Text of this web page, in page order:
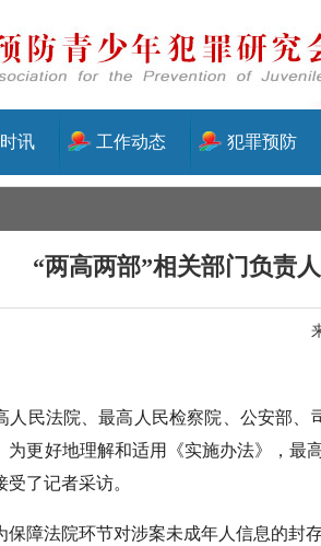
讯 工作动态 犯罪预防
“两高两部”相关部门负责
法院、最高人民检察院、公安部、
为更好地理解和适用《实施办法》，
了记者采访。
法院环节对涉案未成年人信息的封存